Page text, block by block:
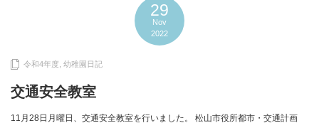
29
Nov
2022
令和4年度 幼稚園日記
交通安全教室
11月28日月曜日、交通安全教室を行いました。 松山市役所都市・交通計画